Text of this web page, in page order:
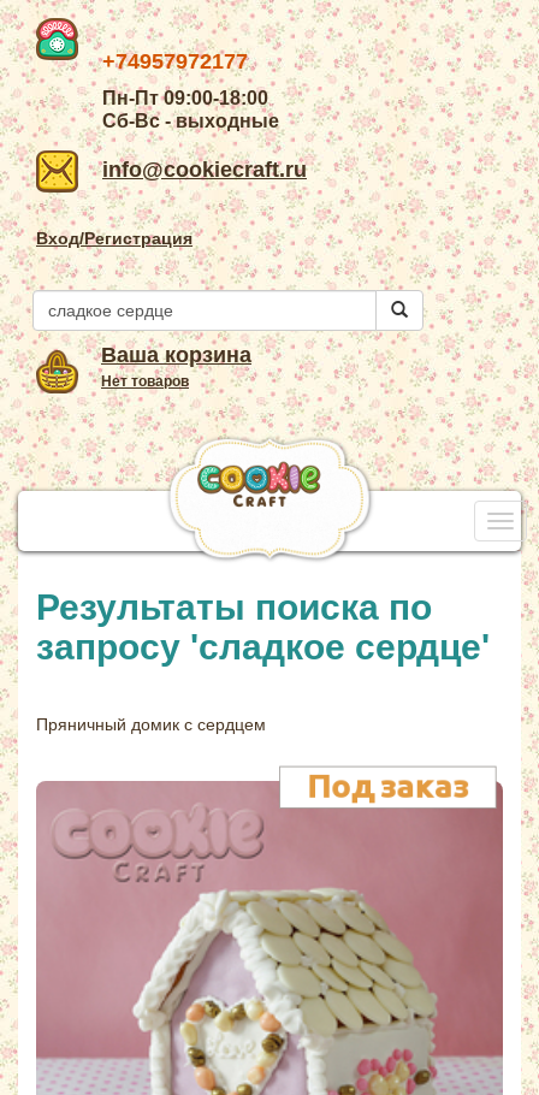
+74957972177
Пн-Пт 09:00-18:00
Сб-Вс - выходные
info@cookiecraft.ru
Вход/Регистрация
Ваша корзина
Нет товаров
Результаты поиска по
запросу 'сладкое сердце'
Пряничный домик с сердцем